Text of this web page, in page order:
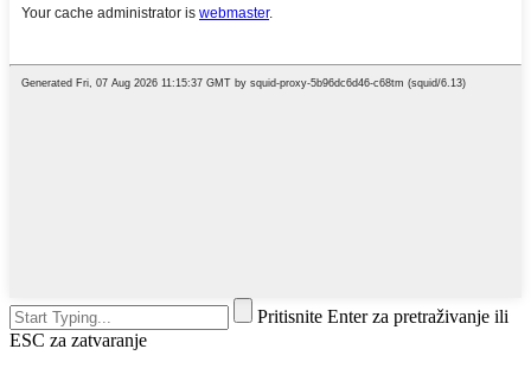
Pritisnite Enter za pretraživanje ili
ESC za zatvaranje